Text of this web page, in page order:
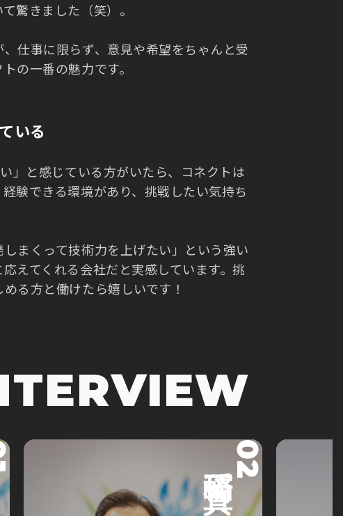
驚きました（笑）。
仕事に限らず、意見や希望をちゃんと受
の一番の魅力です。
いる
」と感じている方がいたら、コネクトは
験できる環境があり、挑戦したい気持ち
まくって技術力を上げたい」という強い
えてくれる会社だと実感しています。挑
る方と働けたら嬉しいです！
02